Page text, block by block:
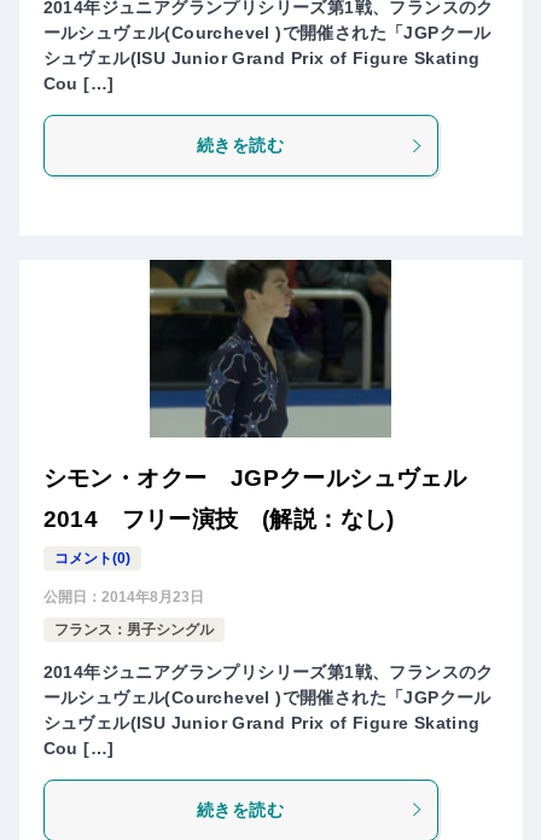
2014年ジュニアグランプリシリーズ第1戦、フランスのク
ールシュヴェル(Courchevel )で開催された「JGPクール
シュヴェル(ISU Junior Grand Prix of Figure Skating
Cou […]
続きを読む
シモン・オクー JGPクールシュヴェル
2014 フリー演技 (解説：なし)
コメント(0)
公開日： 2014年8月23日
フランス：男子シングル
2014年ジュニアグランプリシリーズ第1戦、フランスのク
ールシュヴェル(Courchevel )で開催された「JGPクール
シュヴェル(ISU Junior Grand Prix of Figure Skating
Cou […]
続きを読む